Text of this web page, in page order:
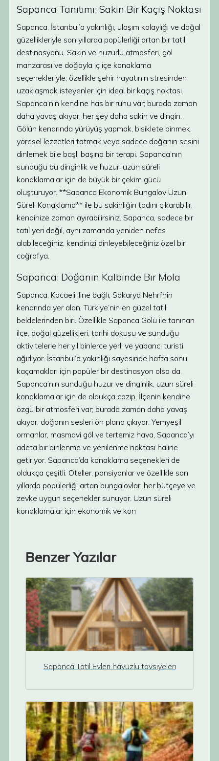
Sapanca Tanıtımı: Sakin Bir Kaçış Noktası
Sapanca, İstanbul’a yakınlığı, ulaşım kolaylığı ve doğal
güzellikleriyle son yıllarda popülerliği artan bir tatil
destinasyonu. Sakin ve huzurlu atmosferi, göl
manzarası ve doğayla iç içe konaklama
seçenekleriyle, özellikle şehir hayatının stresinden
uzaklaşmak isteyenler için ideal bir kaçış noktası.
Sapanca’nın kendine has bir ruhu var; burada zaman
daha yavaş akıyor, her şey daha sakin ve dingin.
Gölün kenarında yürüyüş yapmak, bisiklete binmek,
yöresel lezzetleri tatmak veya sadece doğanın sesini
dinlemek bile başlı başına bir terapi. Sapanca’nın
sunduğu bu dinginlik ve huzur, uzun süreli
konaklamalar için de büyük bir çekim gücü
oluşturuyor. **Sapanca Ekonomik Bungalov Uzun
Süreli Konaklama** ile bu sakinliğin tadını çıkarabilir,
kendinize zaman ayırabilirsiniz. Sapanca, sadece bir
tatil yeri değil, aynı zamanda yeniden nefes
alabileceğiniz, kendinizi dinleyebileceğiniz özel bir
coğrafya.
Sapanca: Doğanın Kalbinde Bir Mola
Sapanca, Kocaeli iline bağlı, Sakarya Nehri’nin
kenarında yer alan, Türkiye’nin en güzel tatil
beldelerinden biri. Özellikle Sapanca Gölü ile tanınan
ilçe, doğal güzellikleri, tarihi dokusu ve sunduğu
aktivitelerle her yıl binlerce yerli ve yabancı turisti
ağırlıyor. İstanbul’a yakınlığı sayesinde hafta sonu
kaçamakları için popüler bir destinasyon olsa da,
Sapanca’nın sunduğu huzur ve dinginlik, uzun süreli
konaklamalar için de oldukça cazip. İlçenin kendine
özgü bir atmosferi var; burada zaman daha yavaş
akıyor, doğanın sesleri ön plana çıkıyor. Yemyeşil
ormanlar, masmavi göl ve tertemiz hava, Sapanca’yı
adeta bir dinlenme ve yenilenme noktası haline
getiriyor. Sapanca’da konaklama seçenekleri de
oldukça çeşitli. Oteller, pansiyonlar ve özellikle son
yıllarda popülerliği artan bungalovlar, her bütçeye ve
zevke uygun seçenekler sunuyor. Uzun süreli
konaklamalar için ekonomik ve kon
Benzer Yazılar
Sapanca Tatil Evleri havuzlu tavsiyeleri